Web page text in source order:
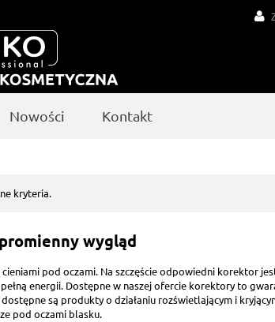
Nowości Kontakt
kryteria.
wygląd
pod oczami. Na szczęście odpowiedni korektor
energii. Dostępne w naszej ofercie korektory to
są produkty o działaniu rozświetlającym i
pod oczami blasku.